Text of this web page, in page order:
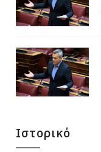
Ιστορικό